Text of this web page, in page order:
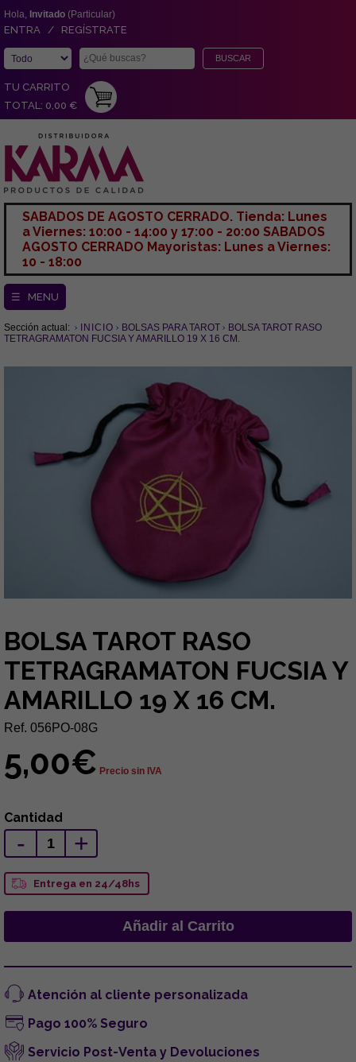
Hola, Invitado (Particular)
ENTRA / REGÍSTRATE
TU CARRITO
TOTAL: 0,00 €
SABADOS DE AGOSTO CERRADO. Tienda: Lunes
a Viernes: 10:00 - 14:00 y 17:00 - 20:00 SABADOS
AGOSTO CERRADO Mayoristas: Lunes a Viernes:
10 - 18:00
☰ MENU
Sección actual: INICIO BOLSAS PARA TAROT
BOLSA TAROT RASO
TETRAGRAMATON FUCSIA Y AMARILLO 19 X 16 CM.
BOLSA TAROT RASO
TETRAGRAMATON FUCSIA Y
AMARILLO 19 X 16 CM.
Ref. 056PO-08G
5,00€ Precio sin IVA
Cantidad
- +
Entrega en 24/48hs
Atención al cliente personalizada
Pago 100% Seguro
Servicio Post-Venta y Devoluciones